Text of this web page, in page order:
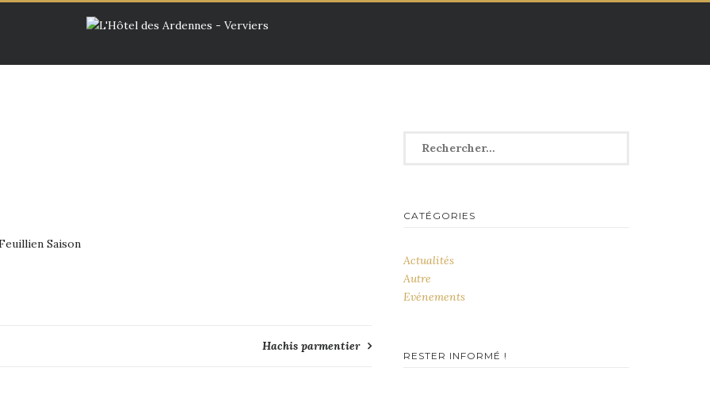
Saison
Hachis parmentier
CATÉGORIES
Actualités
Autre
Evénements
RESTER INFORMÉ !